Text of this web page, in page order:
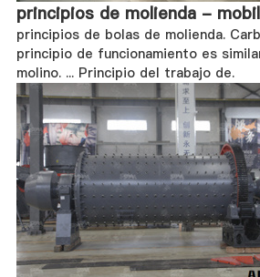
principios de molienda -
principios de bolas de molienda.
principio de funcionamiento es
molino. ... Principio del trabajo de.